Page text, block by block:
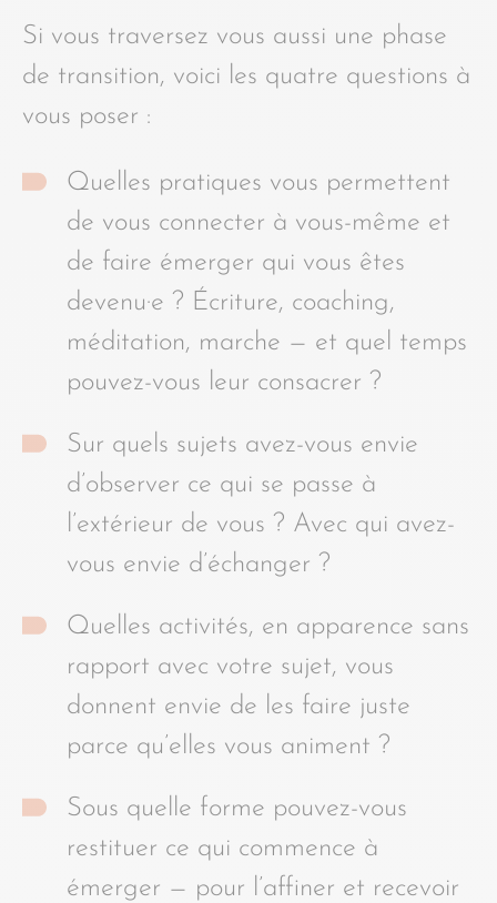
Si vous traversez vous aussi une phase
de transition, voici les quatre questions à
vous poser :
Quelles pratiques vous permettent
de vous connecter à vous-même et
de faire émerger qui vous êtes
devenu·e ? Écriture, coaching,
méditation, marche — et quel temps
pouvez-vous leur consacrer ?
Sur quels sujets avez-vous envie
d’observer ce qui se passe à
l’extérieur de vous ? Avec qui avez-
vous envie d’échanger ?
Quelles activités, en apparence sans
rapport avec votre sujet, vous
donnent envie de les faire juste
parce qu’elles vous animent ?
Sous quelle forme pouvez-vous
restituer ce qui commence à
émerger — pour l’affiner et recevoir